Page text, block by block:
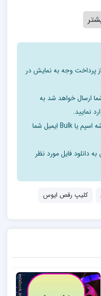
از پرداخت وجه به نمایش در
ارسال خواهد شد به
نمایید.
ممکن است ایمیل ارسالی به پوشه اسپم یا Bulk ایمیل شما
دانلود فایل مورد نظر
کلیپ رقص ایوس